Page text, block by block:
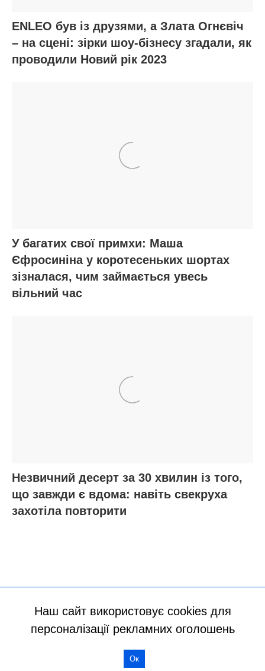
Наш сайт використовує cookies для
персоналізації рекламних оголошень
Ок